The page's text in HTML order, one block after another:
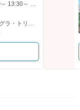
受付時間：8:30～ 9:00～ 13:30～ 14:00～ 17:30～
料金：＜無料＞フォアグラ・トリュフ・キャビア*3万円贅沢試食